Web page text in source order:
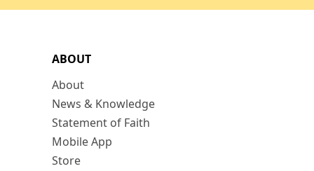
ABOUT
About
News & Knowledge
Statement of Faith
Mobile App
Store